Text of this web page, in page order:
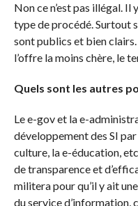
Non ce n’est pas illégal.
type de procédé. Surtout
sont publics et bien
l’offre la moins chère, le
Quels sont les autres
Le e-gov et la e-
développement des SI par
culture, la e-éducation,
de transparence et
militera pour qu’il y ait
du service d’information,